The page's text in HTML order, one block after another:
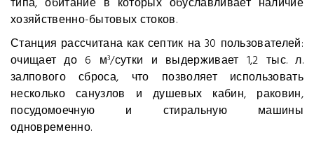
хозяйственно-бытовых стоков.
Станция рассчитана как септик на 30 пользователей:
очищает до 6 м3/сутки и выдерживает 1,2 тыс. л.
залпового сброса, что позволяет использовать
несколько санузлов и душевых кабин, раковин,
посудомоечную и стиральную машины
одновременно.